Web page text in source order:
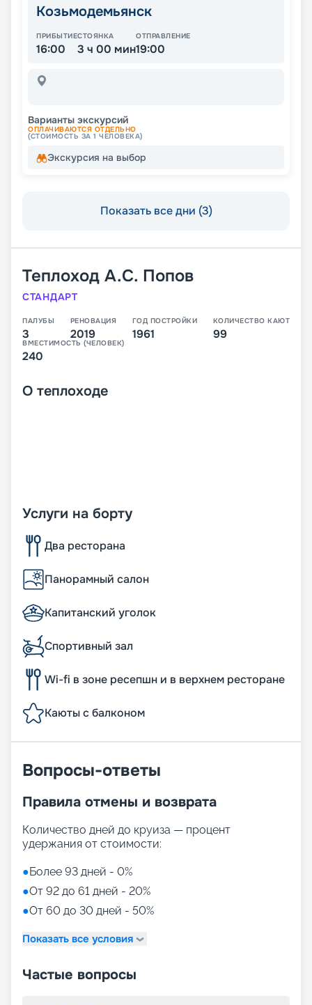
Козьмодемьянск
ПРИБЫТИЕ
16:00
СТОЯНКА
3 ч 00 мин
ОТПРАВЛЕНИЕ
19:00
Варианты экскурсий
ОПЛАЧИВАЮТСЯ ОТДЕЛЬНО
(СТОИМОСТЬ ЗА 1 ЧЕЛОВЕКА)
Экскурсия на выбор
Показать все дни (3)
Теплоход А.С. Попов
СТАНДАРТ
ПАЛУБЫ
3
РЕНОВАЦИЯ
2019
ГОД ПОСТРОЙКИ
1961
КОЛИЧЕСТВО КАЮТ
99
ВМЕСТИМОСТЬ (ЧЕЛОВЕК)
240
О теплоходе
Услуги на борту
Два ресторана
Панорамный салон
Капитанский уголок
Спортивный зал
Wi-fi в зоне ресепшн и в верхнем ресторане
Каюты с балконом
Вопросы-ответы
Правила отмены и возврата
Количество дней до круиза — процент
удержания от стоимости:
●Более 93 дней - 0%
●От 92 до 61 дней - 20%
●От 60 до 30 дней - 50%
Показать все условия
Частые вопросы